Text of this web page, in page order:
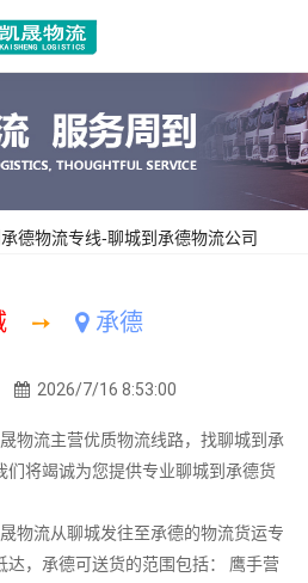
德物流专线-聊城到承德物流公司
➙ 承德
2026/7/16 8:53:00
流主营优质物流线路，找聊城到承
们将竭诚为您提供专业聊城到承德货
流从聊城发往至承德的物流货运专
，承德可送货的范围包括： 鹰手营